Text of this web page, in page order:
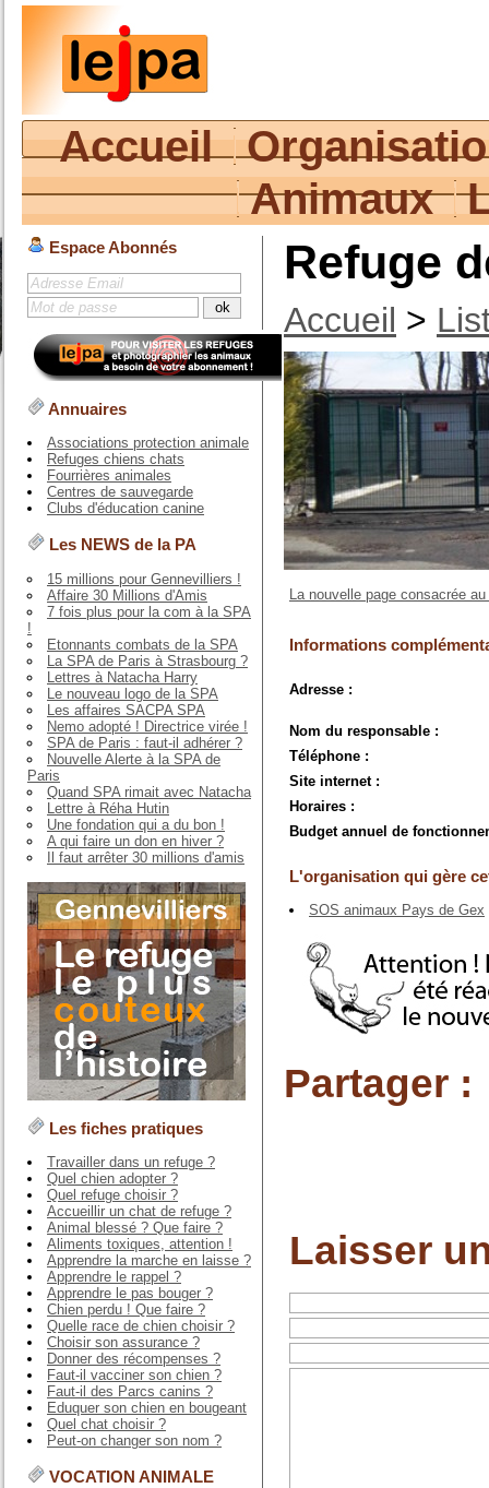
Accueil
Animaux
Espace Abonnés
Annuaires
Associations protection animale
Refuges chiens chats
Fourrières animales
Centres de sauvegarde
Clubs d'éducation canine
Les NEWS de la PA
15 millions pour Gennevilliers !
Affaire 30 Millions d'Amis
7 fois plus pour la com à la SPA
!
Etonnants combats de la SPA
La SPA de Paris à Strasbourg ?
Lettres à Natacha Harry
Le nouveau logo de la SPA
Les affaires SACPA SPA
Nemo adopté ! Directrice virée !
SPA de Paris : faut-il adhérer ?
Nouvelle Alerte à la SPA de
Paris
Quand SPA rimait avec Natacha
Lettre à Réha Hutin
Une fondation qui a du bon !
A qui faire un don en hiver ?
Il faut arrêter 30 millions d'amis
Les fiches pratiques
Travailler dans un refuge ?
Quel chien adopter ?
Quel refuge choisir ?
Accueillir un chat de refuge ?
Animal blessé ? Que faire ?
Aliments toxiques, attention !
Apprendre la marche en laisse ?
Apprendre le rappel ?
Apprendre le pas bouger ?
Chien perdu ! Que faire ?
Quelle race de chien choisir ?
Choisir son assurance ?
Donner des récompenses ?
Faut-il vacciner son chien ?
Faut-il des Parcs canins ?
Eduquer son chien en bougeant
Quel chat choisir ?
Peut-on changer son nom ?
VOCATION ANIMALE
Refuge
Accueil >
La nouvelle page consacrée
Informations
Adresse :
Nom du responsable :
Téléphone :
Site internet :
Horaires :
Budget annuel de
L'organisation qui gère
SOS animaux Pays de Gex
Partager :
Laisser